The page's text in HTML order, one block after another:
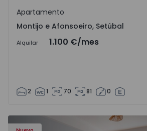
Montijo e Afonsoeiro, Setúbal
Apartamento
Montijo e Afonsoeiro, Setúbal
Alquilar 1.100 €/mes
2 1 70 81 0
Apartamento T5 Lisboa, Olivais -